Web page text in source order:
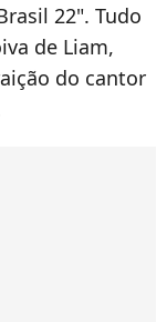
22". Tudo
de Liam,
do cantor